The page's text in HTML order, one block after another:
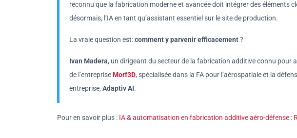
reconnu que la fabrication moderne et avancée doit intégrer des éléments
désormais, l’IA en tant qu’assistant essentiel sur le site de production.
La vraie question est:comment y parvenir efficacement?
Ivan Madera, un dirigeant du secteur de la fabrication additive connu pour
de l’entrepriseMorf3D, spécialisée dans la FA pour l’aérospatiale et la
entreprise, Adaptiv AI.
Pour en savoir plus : IA & automatisation en fabrication additive aéro-défense :